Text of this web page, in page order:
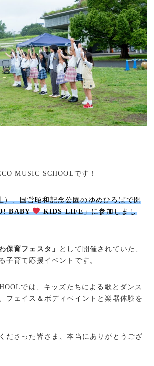
MUSIC SCHOOLです！
）、国営昭和記念公園のゆめひろばで開
BABY KIDS LIFE」に参加しまし
保育フェスタ」
として開催されていた、
子育て応援イベントです。
では、キッズたちによる歌とダンス
フェイス＆ボディペイントと楽器体験を
ださった皆さま、本当にありがとうござ